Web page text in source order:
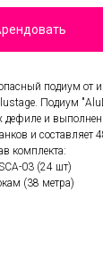
подиум от
Подиум
дефиле и
и
комплекта:
03 (24 шт)
(38 метра)